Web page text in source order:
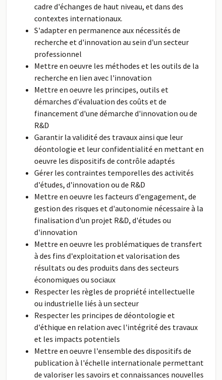
cadre d'échanges de haut niveau, et dans des
contextes internationaux.
S'adapter en permanence aux nécessités de
recherche et d'innovation au sein d'un secteur
professionnel
Mettre en oeuvre les méthodes et les outils de la
recherche en lien avec l'innovation
Mettre en oeuvre les principes, outils et
démarches d'évaluation des coûts et de
financement d'une démarche d'innovation ou de
R&D
Garantir la validité des travaux ainsi que leur
déontologie et leur confidentialité en mettant en
oeuvre les dispositifs de contrôle adaptés
Gérer les contraintes temporelles des activités
d'études, d'innovation ou de R&D
Mettre en oeuvre les facteurs d'engagement, de
gestion des risques et d'autonomie nécessaire à la
finalisation d'un projet R&D, d'études ou
d'innovation
Mettre en oeuvre les problématiques de transfert
à des fins d'exploitation et valorisation des
résultats ou des produits dans des secteurs
économiques ou sociaux
Respecter les règles de propriété intellectuelle
ou industrielle liés à un secteur
Respecter les principes de déontologie et
d'éthique en relation avec l'intégrité des travaux
et les impacts potentiels
Mettre en oeuvre l'ensemble des dispositifs de
publication à l'échelle internationale permettant
de valoriser les savoirs et connaissances nouvelles